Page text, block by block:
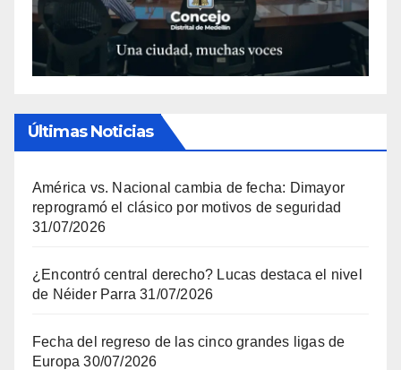
Últimas Noticias
América vs. Nacional cambia de fecha: Dimayor
reprogramó el clásico por motivos de seguridad
31/07/2026
¿Encontró central derecho? Lucas destaca el nivel
de Néider Parra 31/07/2026
Fecha del regreso de las cinco grandes ligas de
Europa 30/07/2026